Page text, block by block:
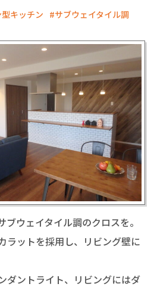
キッチン #サブウェイタイル調
ブウェイタイル調のクロスを。
ラットを採用し、リビング壁に
ダントライト、リビングにはダ